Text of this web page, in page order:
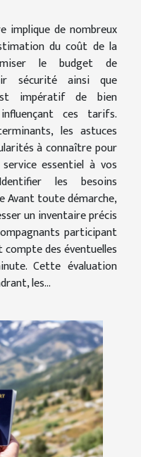
implique de nombreux
du coût de la
le budget de
sécurité ainsi que
impératif de bien
ces tarifs.
les astuces
à connaître pour
essentiel à vos
les besoins
Avant toute démarche,
un inventaire précis
participant
des éventuelles
Cette évaluation
les...